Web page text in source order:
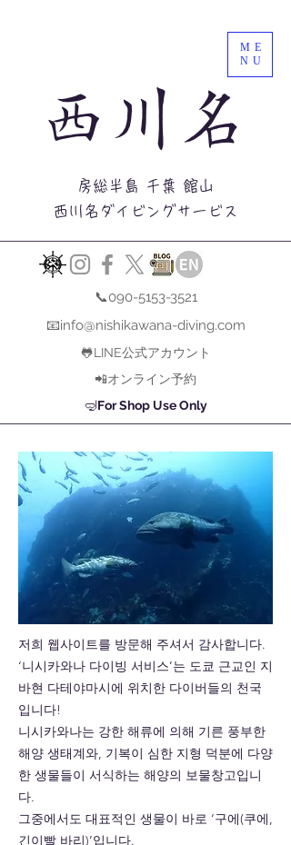
房総半島 千葉 館山
西川名ダイビングサービス
西川名
📞090-5153-3521
📧info@nishikawana-diving.com
🐸LINE公式アカウント
📲オンライン予約
🤿For Shop Use Only
ME
NU
저희 웹사이트를 방문해 주셔서 감사합니다.
‘니시카와나 다이빙 서비스’는 도쿄 근교인 지
바현 다테야마시에 위치한 다이버들의 천국
입니다!
니시카와나는 강한 해류에 의해 기른 풍부한
해양 생태계와, 기복이 심한 지형 덕분에 다양
한 생물들이 서식하는 해양의 보물창고입니
다.
그중에서도 대표적인 생물이 바로 ‘구에(쿠에,
긴이빨 바리)’입니다.